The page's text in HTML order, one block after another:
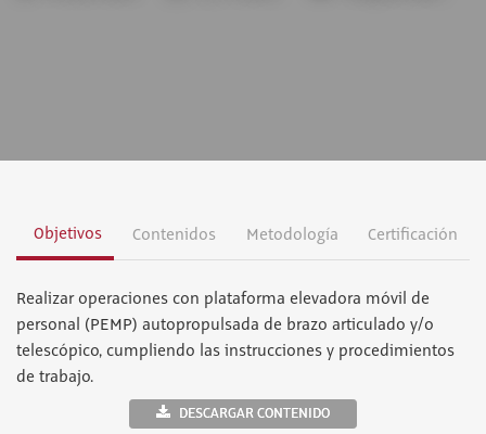
Objetivos Contenidos Metodología Certificación
Realizar operaciones con plataforma elevadora móvil de
personal (PEMP) autopropulsada de brazo articulado y/o
telescópico, cumpliendo las instrucciones y procedimientos
de trabajo.
DESCARGAR CONTENIDO